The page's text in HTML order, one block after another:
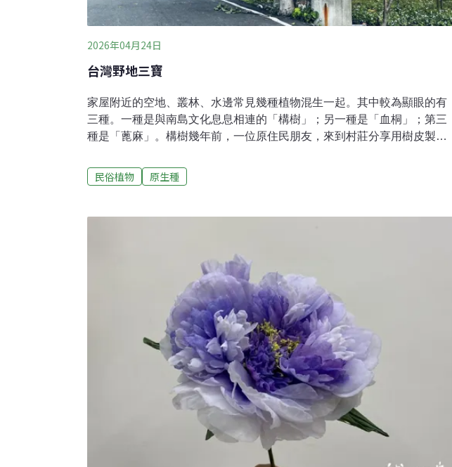
2026年04月24日
台灣野地三寶
家屋附近的空地、叢林、水邊常見幾種植物混生一起。其中較為顯眼的有
三種。一種是與南島文化息息相連的「構樹」；另一種是「血桐」；第三
種是「蓖麻」。構樹幾年前，一位原住民朋友，來到村莊分享用樹皮製作
樹」。活動結束後，這位朋友帶著大家到附近荒廢的林地認識構樹。一
看，想起小時候所熟知的「鹿阿樹」。在西方紡織品進入太平洋之前，環
皮布」。即使到了紡織布已取代樹皮布的時代，「樹皮布」仍帶著南島文
義。20世紀前半台灣養鹿業興盛，其中大半在台東縣，因此台東縣有「鹿
野」、「鹿寮」等地名，還有一條「鹿寮溪」；北部發生於1952年的鹿窟
事件的地方——「鹿窟」；中部也有以「鹿寮」「鹿谷」為地名的；嘉義
有一個「鹿草鄉」等等。這些地名
民俗植物 原生種